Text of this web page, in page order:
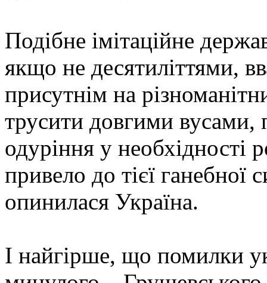
Подібне імітаційне
якщо не десятиліттями,
присутнім на
трусити довгими
одуріння у необхідності
привело до тієї ганебної
опинилася Україна.
І найгірше, що помилки